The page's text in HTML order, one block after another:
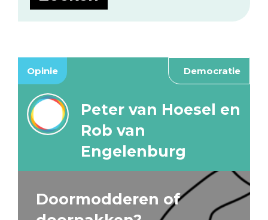
Opinie Democratie
Peter van Hoesel en
Rob van
Engelenburg
Doormodderen of